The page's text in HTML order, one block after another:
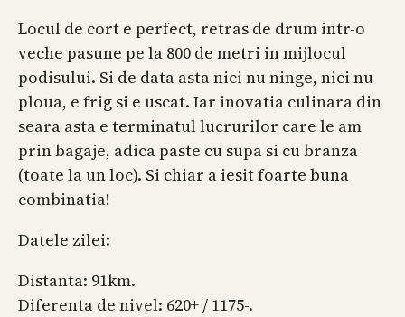
Locul de cort e perfect, retras de drum intr-o
veche pasune pe la 800 de metri in mijlocul
podisului. Si de data asta nici nu ninge, nici nu
ploua, e frig si e uscat. Iar inovatia culinara din
seara asta e terminatul lucrurilor care le am
prin bagaje, adica paste cu supa si cu branza
(toate la un loc). Si chiar a iesit foarte buna
combinatia!
Datele zilei:
Distanta: 91km.
Diferenta de nivel: 620+ / 1175-.